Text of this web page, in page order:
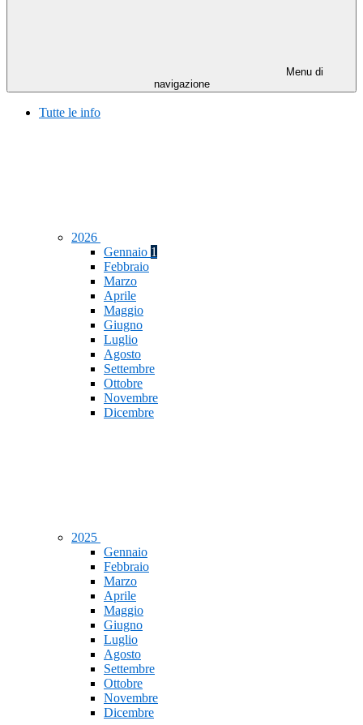
Menu di
navigazione
Tutte le info
2026
Gennaio 1
Febbraio
Marzo
Aprile
Maggio
Giugno
Luglio
Agosto
Settembre
Ottobre
Novembre
Dicembre
2025
Gennaio
Febbraio
Marzo
Aprile
Maggio
Giugno
Luglio
Agosto
Settembre
Ottobre
Novembre
Dicembre